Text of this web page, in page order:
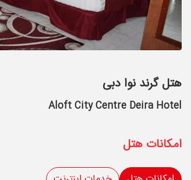
هتل گرند نوا دبی
Aloft City Centre Deira Hotel
امکانات هتل